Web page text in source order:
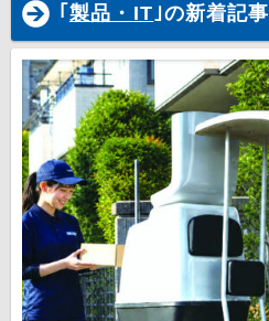
｢ 製品・IT｣の新着記事